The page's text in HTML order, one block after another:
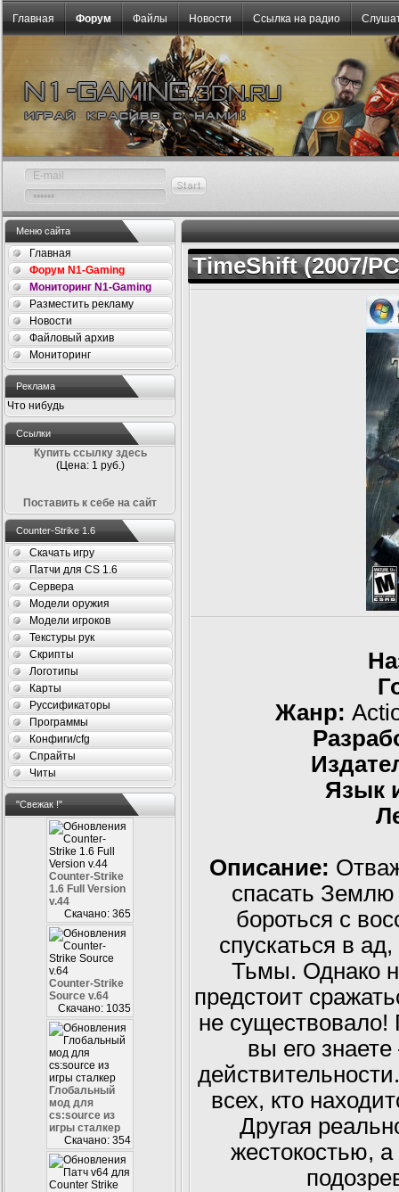
Главная Форум Файлы Новости Ссылка на радио
Меню сайта
Главная
Форум N1-Gaming
Мониторинг N1-Gaming
Разместить рекламу
Новости
Файловый архив
Мониторинг
Реклама
Что нибудь
Ссылки
Купить ссылку здесь
(Цена: 1 руб.)
Поставить к себе на сайт
Counter-Strike 1.6
Скачать игру
Патчи для CS 1.6
Сервера
Модели оружия
Модели игроков
Текстуры рук
Скрипты
Логотипы
Карты
Руссификаторы
Программы
Конфиги/cfg
Спрайты
Читы
"Свежак !"
Counter-Strike
1.6 Full Version
v.44
Скачано: 365
Counter-Strike
Source v.64
Скачано: 1035
Глобальный
мод для
cs:source из
игры сталкер
Скачано: 354
TimeShift (2007/
Жанр:
Язык
Описание:
спасать Землю
бороться с
спускаться в
Тьмы. Однако
предстоит
не существовало!
вы его
всех, кто
Другая
жестокостью,